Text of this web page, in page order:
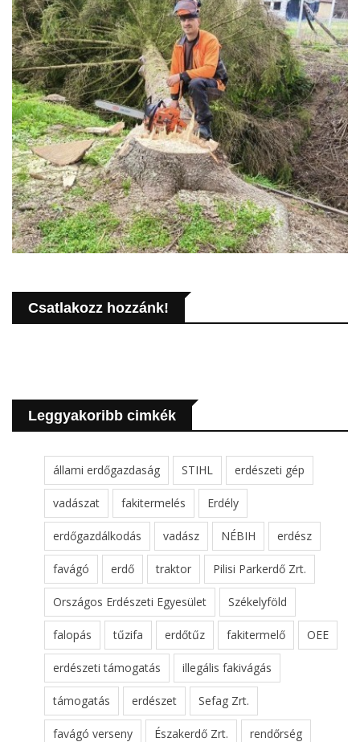
Csatlakozz hozzánk!
Leggyakoribb cimkék
állami erdőgazdaság STIHL erdészeti gép
vadászat fakitermelés Erdély
erdőgazdálkodás vadász NÉBIH erdész
favágó erdő traktor Pilisi Parkerdő Zrt.
Országos Erdészeti Egyesület Székelyföld
falopás tűzifa erdőtűz fakitermelő OEE
erdészeti támogatás illegális fakivágás
támogatás erdészet Sefag Zrt.
favágó verseny Északerdő Zrt. rendőrség